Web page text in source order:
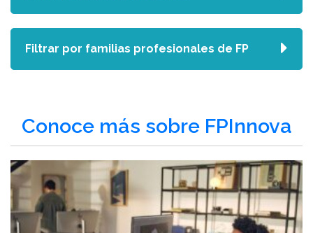
Conoce más sobre FPInnova
Filtrar por familias profesionales de FP